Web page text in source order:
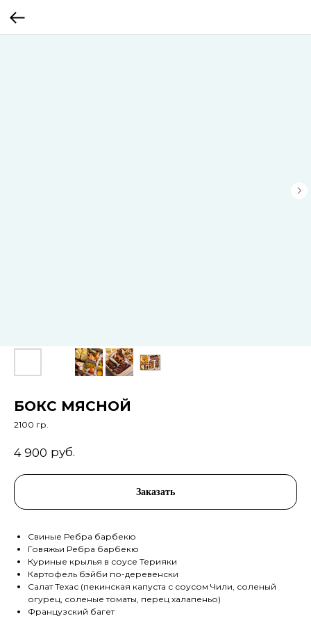
БОКС МЯСНОЙ
2100 гр.
4 900 руб.
Заказать
Свиные Ребра барбекю
Говяжьи Ребра барбекю
Куриные крылья в соусе Терияки
Картофель бэйби по-деревенски
Салат Техас (пекинская капуста с соусом Чили, соленый
огурец, соленые томаты, перец халапеньо)
Французский багет